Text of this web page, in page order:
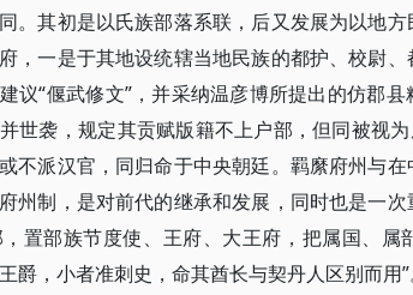
。其初是以氏族部落系联，后又发展为以地
，一是于其地设统辖当地民族的都护、校尉
议“偃武修文”，并采纳温彦博所提出的仿郡县
世袭，规定其贡赋版籍不上户部，但同被视为
不派汉官，同归命于中央朝廷。羁縻府州与在
州制，是对前代的继承和发展，同时也是一
置部族节度使、王府、大王府，把属国、属
爵，小者准刺史，命其酋长与契丹人区别而用